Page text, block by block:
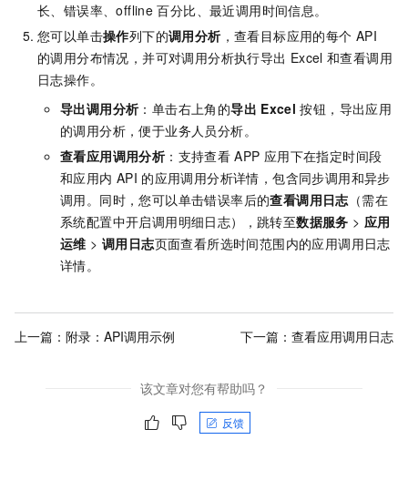
长、错误率、offline 百分比、最近调用时间信息。
您可以单击操作列下的调用分析，查看目标应用的每个 API
的调用分布情况，并可对调用分析执行导出 Excel 和查看调用
日志操作。
导出调用分析：单击右上角的导出 Excel 按钮，导出应用
的调用分析，便于业务人员分析。
查看应用调用分析：支持查看 APP 应用下在指定时间段
和应用内 API 的应用调用分析详情，包含同步调用和异步
调用。同时，您可以单击错误率后的查看调用日志（需在
系统配置中开启调用明细日志），跳转至数据服务 >应用
运维 >调用日志页面查看所选时间范围内的应用调用日志
详情。
上一篇： 附录：API调用示例 下一篇： 查看应用调用日志
该文章对您有帮助吗？
反馈